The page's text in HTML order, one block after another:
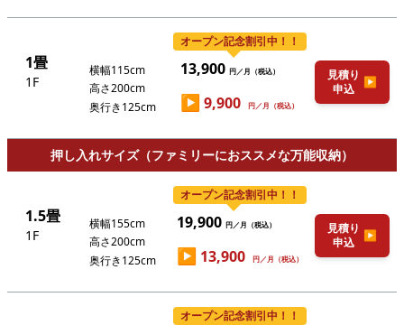
1畳
1F
横幅115cm
高さ200cm
奥行き125cm
オープン記念割引中！！
13,900円／月（税込）
▶9,900 円／月（税込）
見積り
申込
▶
押し入れサイズ（ファミリーにおススメな万能収納）
1.5畳
1F
横幅155cm
高さ200cm
奥行き125cm
オープン記念割引中！！
19,900 円／月（税込）
▶ 13,900 円／月（税込）
見積り
申込
▶
オープン記念割引中！！